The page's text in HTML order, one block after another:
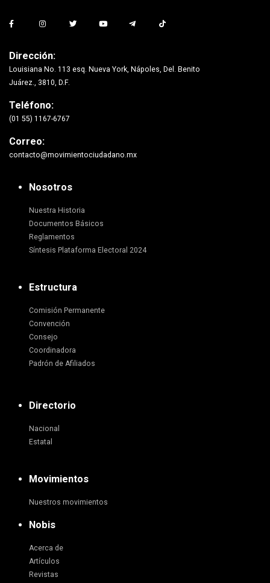
Dirección:
Louisiana No. 113 esq. Nueva York, Nápoles, Del. Benito
Juárez., 3810, D.F.
Teléfono:
(01 55) 1167-6767
Correo:
contacto@movimientociudadano.mx
Nosotros
Nuestra Historia
Documentos Básicos
Reglamentos
Síntesis Plataforma Electoral 2024
Estructura
Comisión Permanente
Convención
Consejo
Coordinadora
Padrón de Afiliados
Directorio
Nacional
Estatal
Movimientos
Nuestros movimientos
Nobis
Acerca de
Artículos
Revistas